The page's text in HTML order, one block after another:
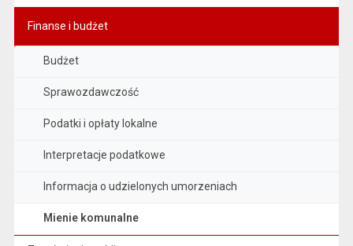
Finanse i budżet
Budżet
Sprawozdawczość
Podatki i opłaty lokalne
Interpretacje podatkowe
Informacja o udzielonych umorzeniach
Mienie komunalne